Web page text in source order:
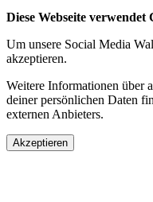
Diese Webseite verwendet
Um unsere Social Media
akzeptieren.
Weitere Informationen über
deiner persönlichen Daten
externen Anbieters.
Akzeptieren